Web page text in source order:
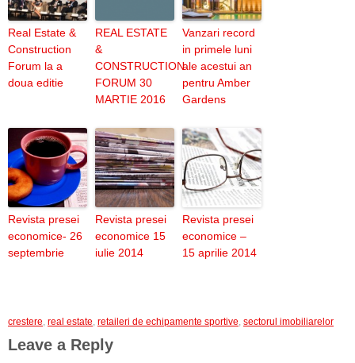
Real Estate &
Construction
Forum la a
doua editie
REAL ESTATE
&
CONSTRUCTION
FORUM 30
MARTIE 2016
Vanzari record
in primele luni
ale acestui an
pentru Amber
Gardens
Revista presei
economice- 26
septembrie
Revista presei
economice 15
iulie 2014
Revista presei
economice –
15 aprilie 2014
crestere, real estate, retaileri de echipamente sportive, sectorul imobiliarelor
Leave a Reply